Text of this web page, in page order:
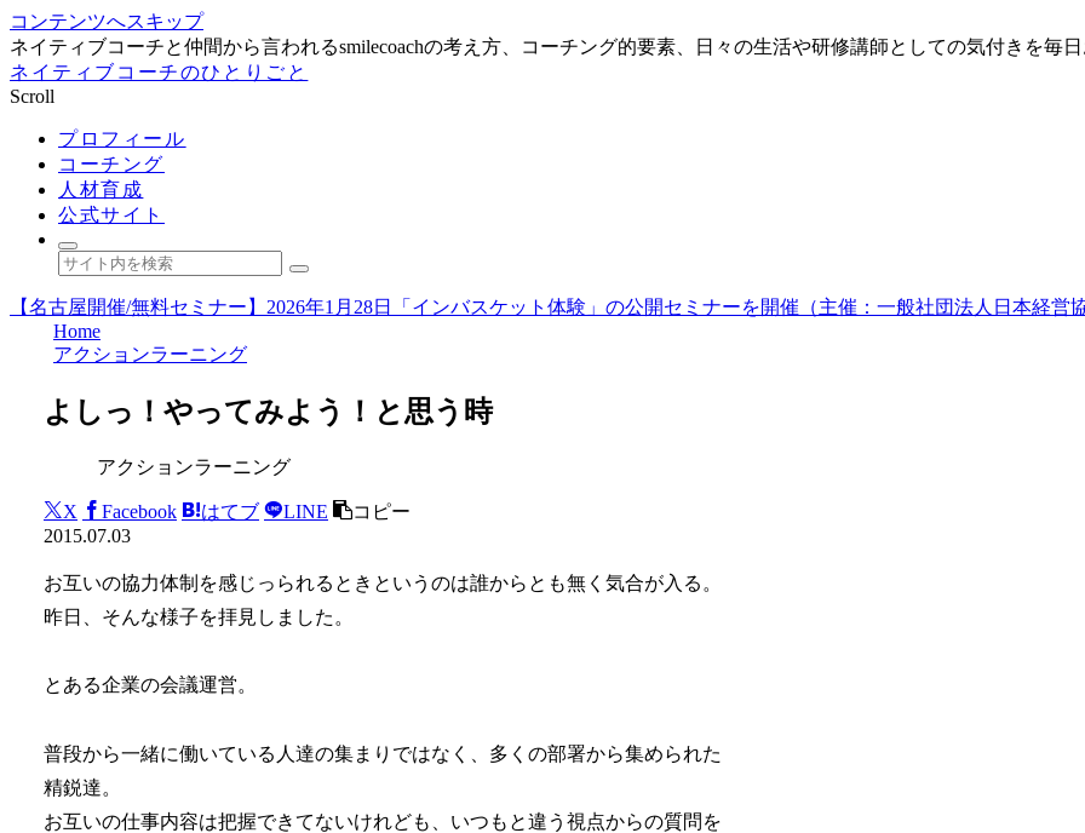
コンテンツへスキップ
ネイティブコーチと仲間から言われるsmilecoachの考え方、コーチング的要素、日々の生活や研修講師としての気付きを毎
ネイティブコーチのひとりごと
Scroll
プロフィール
コーチング
人材育成
公式サイト
【名古屋開催/無料セミナー】2026年1月28日「インバスケット体験」の公開セミナーを開催（主催：一般社団法人日本経営
Home
アクションラーニング
よしっ！やってみよう！と思う時
アクションラーニング
X Facebook はてブ LINE
コピー
2015.07.03
お互いの協力体制を感じっられるときというのは誰からとも無く気合が入る。
昨日、そんな様子を拝見しました。
とある企業の会議運営。
普段から一緒に働いている人達の集まりではなく、多くの部署から集められた
精鋭達。
お互いの仕事内容は把握できてないけれども、いつもと違う視点からの質問を